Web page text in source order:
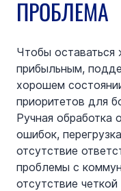
ПРОБЛЕМА
Чтобы
прибыльным,
хорошем
приоритетов для
Ручная обработка
ошибок,
отсутствие
проблемы с
отсутствие